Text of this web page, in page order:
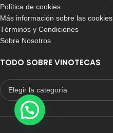
Política de cookies
Más información sobre las cookies
Términos y Condiciones
Sobre Nosotros
TODO SOBRE VINOTECAS